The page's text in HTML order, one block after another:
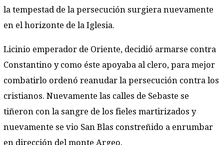
la tempestad de la persecución surgiera nuevamente
en el horizonte de la Iglesia.
Licinio emperador de Oriente, decidió armarse contra
Constantino y como éste apoyaba al clero, para mejor
combatirlo ordenó reanudar la persecución contra los
cristianos. Nuevamente las calles de Sebaste se
tiñeron con la sangre de los fieles martirizados y
nuevamente se vio San Blas constreñido a enrumbar
en dirección del monte Argeo.